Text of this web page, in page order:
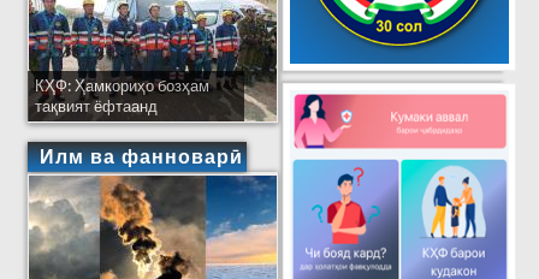
КҲФ: Ҳамкориҳо бозҳам
тақвият ёфтаанд
Илм ва фанноварӣ